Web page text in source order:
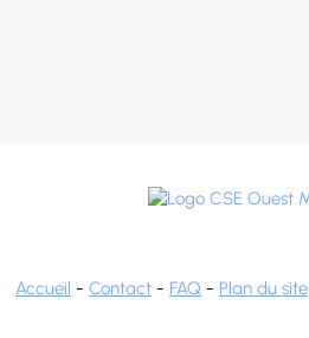
Accueil - Contact - FAQ - Plan du site